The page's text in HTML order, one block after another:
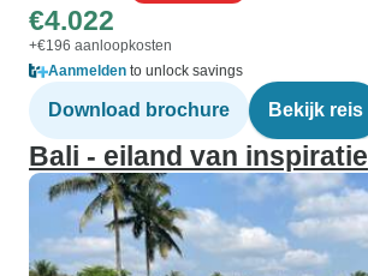
€4.022
+€196 aanloopkosten
Aanmelden to unlock savings
Download brochure Bekijk reis
Bali - eiland van inspiratie